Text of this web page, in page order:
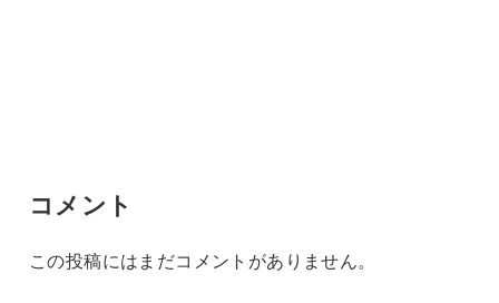
コメント
この投稿にはまだコメントがありません。